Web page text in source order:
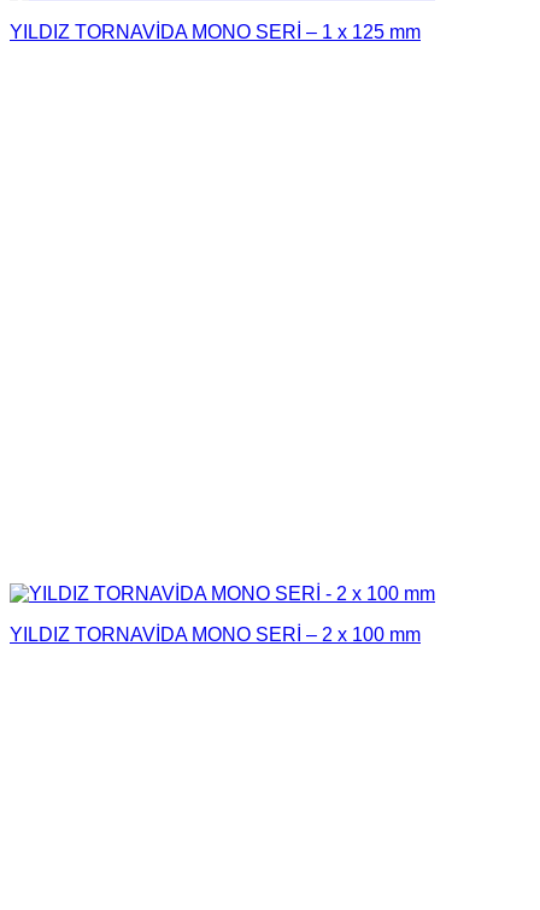
YILDIZ TORNAVİDA MONO SERİ – 1 x 125 mm
YILDIZ TORNAVİDA MONO SERİ – 2 x 100 mm